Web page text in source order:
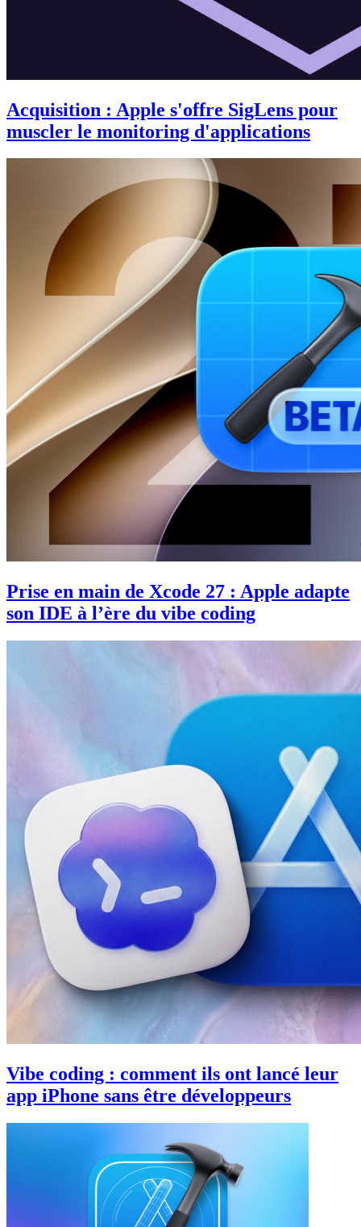
Acquisition : Apple s'offre SigLens pour
muscler le monitoring d'applications
Prise en main de Xcode 27 : Apple adapte
son IDE à l’ère du vibe coding
Vibe coding : comment ils ont lancé leur
app iPhone sans être développeurs